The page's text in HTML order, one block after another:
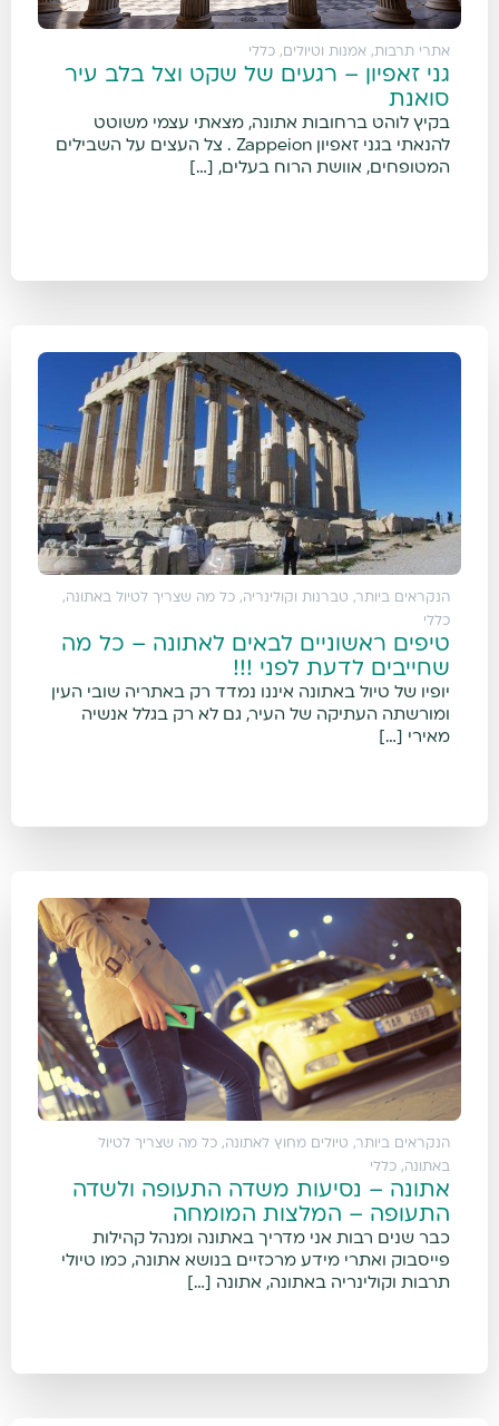
אתרי תרבות, אמנות וטיולים , כללי
גני זאפיון – רגעים של שקט וצל בלב עיר
סואנת
בקיץ לוהט ברחובות אתונה, מצאתי עצמי משוטט
להנאתי בגני זאפיון Zappeion . צל העצים על השבילים
המטופחים, אוושת הרוח בעלים, […]
הנקראים ביותר, טברנות וקולינריה, כל מה שצריך לטיול באתונה,
כללי
טיפים ראשוניים לבאים לאתונה – כל מה
שחייבים לדעת לפני !!!
יופיו של טיול באתונה איננו נמדד רק באתריה שובי העין
ומורשתה העתיקה של העיר, גם לא רק בגלל אנשיה
מאירי […]
הנקראים ביותר, טיולים מחוץ לאתונה, כל מה שצריך לטיול
באתונה, כללי
אתונה – נסיעות משדה התעופה ולשדה
התעופה – המלצות המומחה
כבר שנים רבות אני מדריך באתונה ומנהל קהילות
פייסבוק ואתרי מידע מרכזיים בנושא אתונה, כמו טיולי
תרבות וקולינריה באתונה, אתונה […]